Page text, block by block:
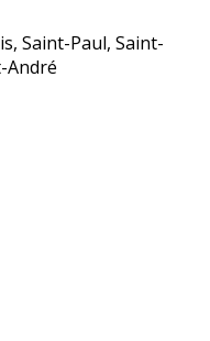
Saint-Paul, Saint-
André